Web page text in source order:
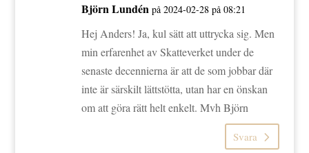
Björn Lundén på 2024-02-28 på 08:21
Hej Anders! Ja, kul sätt att uttrycka sig. Men
min erfarenhet av Skatteverket under de
senaste decennierna är att de som jobbar där
inte är särskilt lättstötta, utan har en önskan
om att göra rätt helt enkelt. Mvh Björn
Svara